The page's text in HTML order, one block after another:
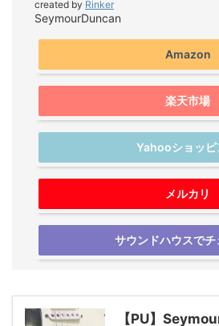
created by Rinker
SeymourDuncan
Amazon
楽天市場
Yahooショッピ
メルカリ
サウンドハウスでチ
【PU】